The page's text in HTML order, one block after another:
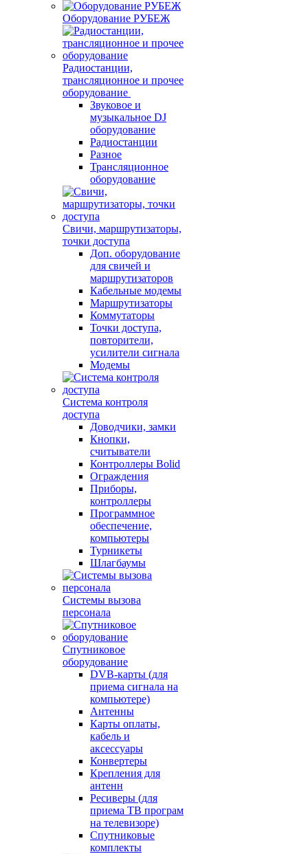
Оборудование РУБЕЖ
Радиостанции,
трансляционное и прочее
оборудование
Звуковое и
музыкальное DJ
оборудование
Радиостанции
Разное
Трансляционное
оборудование
Свичи, маршрутизаторы,
точки доступа
Доп. оборудование
для свичей и
маршрутизаторов
Кабельные модемы
Маршрутизаторы
Коммутаторы
Точки доступа,
повторители,
усилители сигнала
Модемы
Система контроля
доступа
Доводчики, замки
Кнопки,
считыватели
Контроллеры Bolid
Ограждения
Приборы,
контроллеры
Программное
обеспечение,
компьютеры
Турникеты
Шлагбаумы
Системы вызова
персонала
Спутниковое
оборудование
DVB-карты (для
приема сигнала на
компьютере)
Антенны
Карты оплаты,
кабель и
аксессуары
Конвертеры
Крепления для
антенн
Ресиверы (для
приема ТВ програм
на телевизоре)
Спутниковые
комплекты